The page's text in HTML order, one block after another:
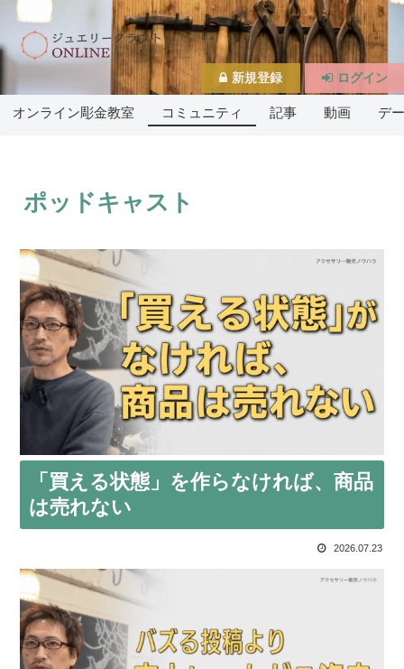
オンライン彫金教室 コミュニティ 記事 動画 デ
ポッドキャスト
「買える状態」を作らなければ、商品
は売れない
2026.07.23
新規登録 ログイン